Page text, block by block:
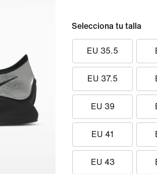
Selecciona tu talla
EU 35.5
EU 37.5
EU 39
EU 41
EU 43